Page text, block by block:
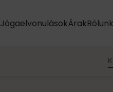
JógaelvonulásokÁrakRólunk